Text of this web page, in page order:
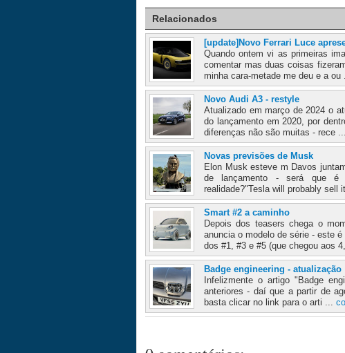
Relacionados
[update]Novo Ferrari Luce
Quando ontem vi as primeiras
comentar mas duas coisas
minha cara-metade me deu e a ou
Novo Audi A3 - restyle
Atualizado em março de 2024 o
do lançamento em 2020, por
diferenças não são muitas - rece ...
Novas previsões de Musk
Elon Musk esteve m Davos
de lançamento - será que é
realidade?"Tesla will probably sell
Smart #2 a caminho
Depois dos teasers chega o
anuncia o modelo de série - este
dos #1, #3 e #5 (que chegou aos
Badge engineering - atualização
Infelizmente o artigo "Badge
anteriores - daí que a partir de
basta clicar no link para o arti ...